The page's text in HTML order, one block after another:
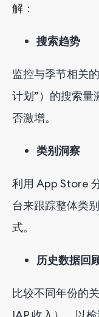
解：
搜索趋势
监控与季节相关
计划”）的搜索量
否激增。
类别洞察
利用 App Store
台来跟踪整体类
式。
历史数据回
比较不同年份的